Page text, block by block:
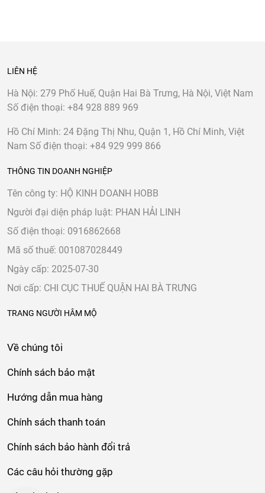
LIÊN HỆ
Hà Nội: 279 Phố Huế, Quận Hai Bà Trưng, Hà Nội, Việt Nam
Số điện thoại: +84 928 889 969
Hồ Chí Minh: 24 Đặng Thị Nhu, Quận 1, Hồ Chí Minh, Việt
Nam Số điện thoại: +84 929 999 866
THÔNG TIN DOANH NGHIỆP
Tên công ty: HỘ KINH DOANH HOBB
Người đại diện pháp luật: PHAN HẢI LINH
Số điện thoại: 0916862668
Mã số thuế: 001087028449
Ngày cấp: 2025-07-30
Nơi cấp: CHI CỤC THUẾ QUẬN HAI BÀ TRƯNG
TRANG NGƯỜI HÂM MỘ
Về chúng tôi
Chính sách bảo mật
Hướng dẫn mua hàng
Chính sách thanh toán
Chính sách bảo hành đổi trả
Các câu hỏi thường gặp